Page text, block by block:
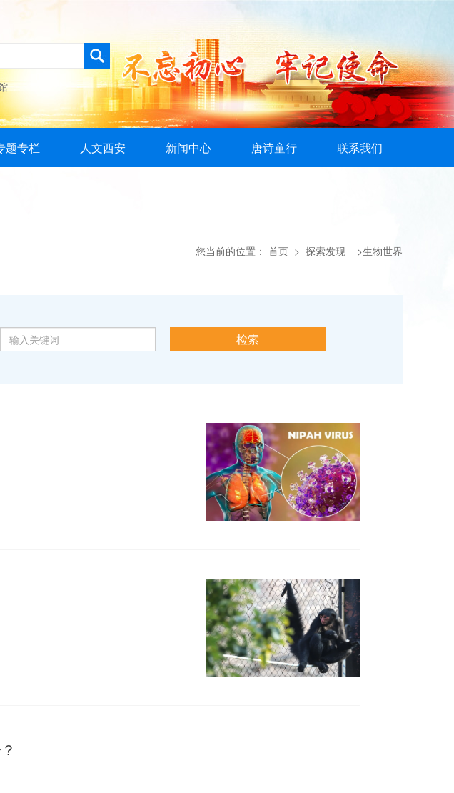
题专栏 人文西安 新闻中心 唐诗童行 联系我们
您当前的位置： 首页 > 探索发现 >生物世界